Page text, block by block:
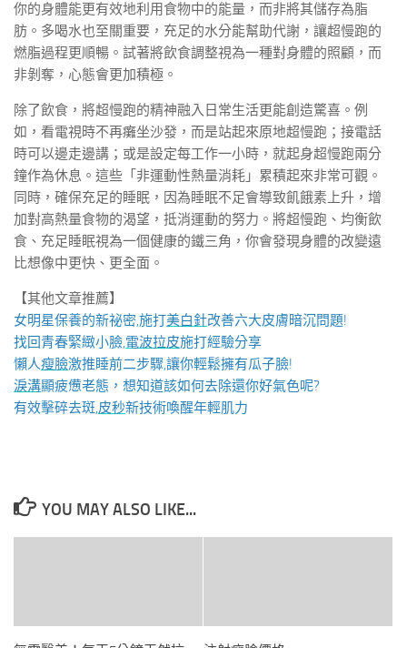
你的身體能更有效地利用食物中的能量，而非將其儲存為脂
肪。多喝水也至關重要，充足的水分能幫助代謝，讓超慢跑的
燃脂過程更順暢。試著將飲食調整視為一種對身體的照顧，而
非剝奪，心態會更加積極。
除了飲食，將超慢跑的精神融入日常生活更能創造驚喜。例
如，看電視時不再癱坐沙發，而是站起來原地超慢跑；接電話
時可以邊走邊講；或是設定每工作一小時，就起身超慢跑兩分
鐘作為休息。這些「非運動性熱量消耗」累積起來非常可觀。
同時，確保充足的睡眠，因為睡眠不足會導致飢餓素上升，增
加對高熱量食物的渴望，抵消運動的努力。將超慢跑、均衡飲
食、充足睡眠視為一個健康的鐵三角，你會發現身體的改變遠
比想像中更快、更全面。
【其他文章推薦】
女明星保養的新祕密,施打美白針改善六大皮膚暗沉問題!
找回青春緊緻小臉,電波拉皮施打經驗分享
懶人瘦臉激推睡前二步驟,讓你輕鬆擁有瓜子臉!
淚溝顯疲憊老態，想知道該如何去除還你好氣色呢?
有效擊碎去斑,皮秒新技術喚醒年輕肌力
YOU MAY ALSO LIKE...